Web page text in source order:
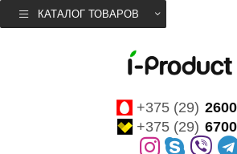
КАТАЛОГ ТОВАРОВ
+375 (29)
+375 (29)